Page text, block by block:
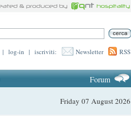
| log-in | iscriviti: Newsletter RSS
Forum
Friday 07 August 2026